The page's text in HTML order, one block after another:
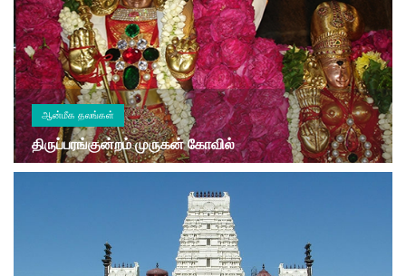
ஆன்மீக தலங்கள்
திருப்பரங்குன்றம் முருகன் கோவில்